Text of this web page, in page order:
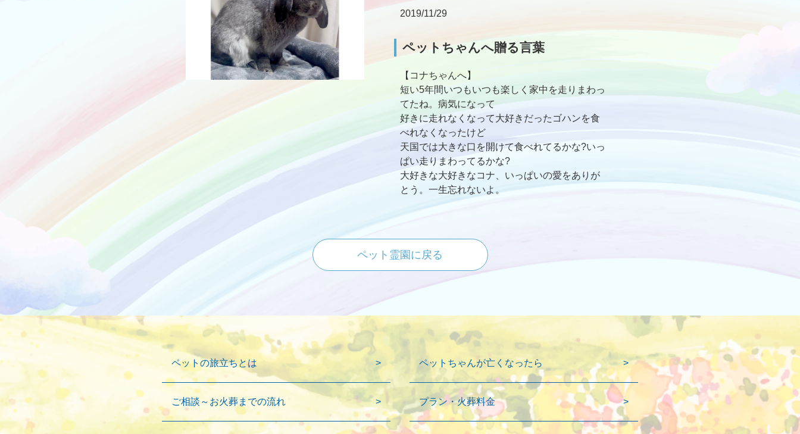
2019/11/29
ペットちゃんへ贈る言葉
【コナちゃんへ】
短い5年間いつもいつも楽しく家中を走りまわっ
てたね。病気になって
好きに走れなくなって大好きだったゴハンを食
べれなくなったけど
天国では大きな口を開けて食べれてるかな?いっ
ぱい走りまわってるかな?
大好きな大好きなコナ、いっぱいの愛をありが
とう。一生忘れないよ。
ペット霊園に戻る
ペットの旅立ちとは ペットちゃんが亡くなったら
ご相談～お火葬までの流れ プラン・火葬料金